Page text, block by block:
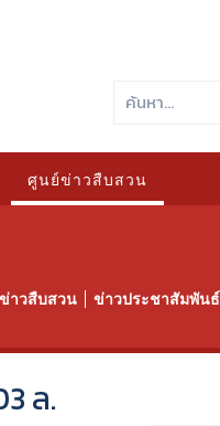
ศูนย์ข่าวสืบสวน
าวสืบสวน ข่าวประชาสัมพันธ์
ล.